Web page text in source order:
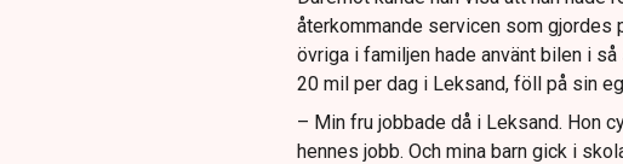
återkommande servicen som gjordes
övriga i familjen hade använt bilen i
20 mil per dag i Leksand, föll på sin
– Min fru jobbade då i Leksand. Hon
hennes jobb. Och mina barn gick i